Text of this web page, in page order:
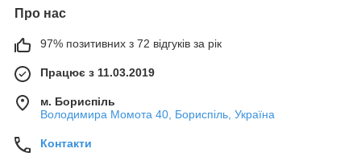
Про нас
97% позитивних з 72 відгуків за рік
Працює з 11.03.2019
м. Бориспіль
Володимира Момота 40, Бориспіль, Україна
Контакти